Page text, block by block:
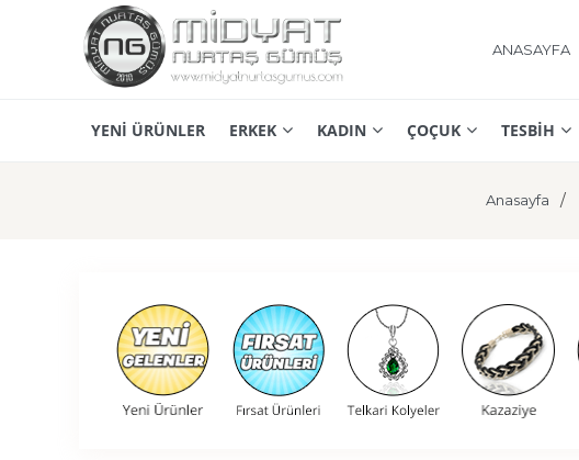
ANASAYFA
YENİ ÜRÜNLER ERKEK KADIN ÇOÇUK TESBİH
Anasayfa